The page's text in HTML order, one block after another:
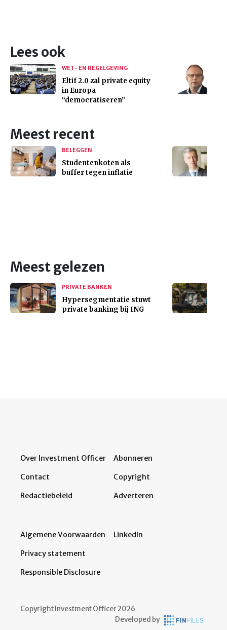
Lees ook
WET- EN REGELGEVING
Eltif 2.0 zal private equity
in Europa
“democratiseren”
Meest recent
BELEGGEN
Studentenkoten als
buffer tegen inflatie
Meest gelezen
PRIVATE BANKEN
Hypersegmentatie stuwt
private banking bij ING
Over Investment Officer
Contact
Redactiebeleid
Abonneren
Copyright
Adverteren
Algemene Voorwaarden
Privacy statement
Responsible Disclosure
LinkedIn
Copyright Investment Officer 2026
Developed by